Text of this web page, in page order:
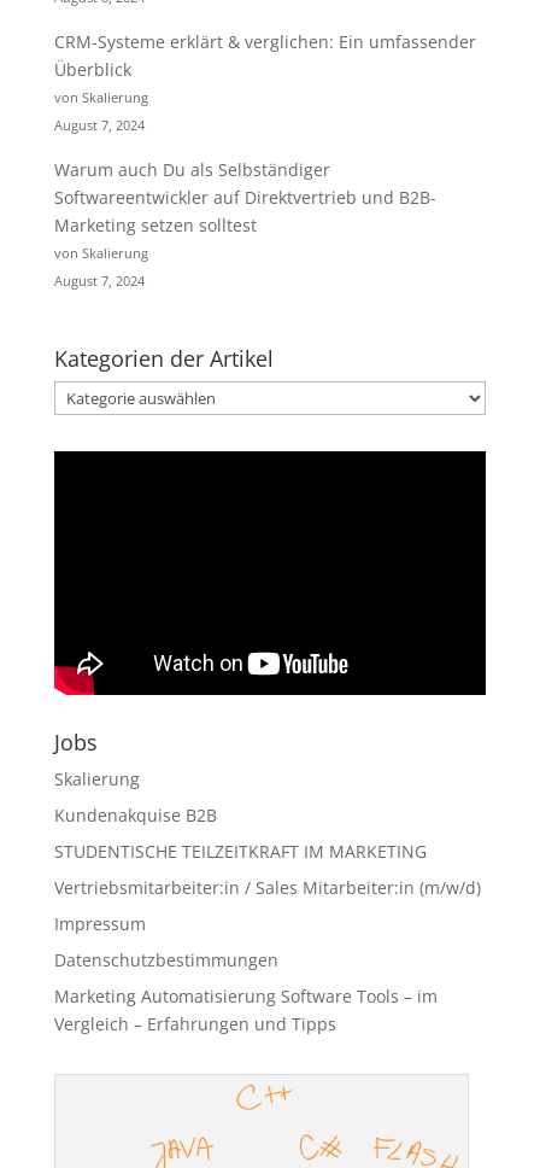
CRM-Systeme erklärt & verglichen: Ein umfassender
Überblick
von Skalierung
August 7, 2024
Warum auch Du als Selbständiger
Softwareentwickler auf Direktvertrieb und B2B-
Marketing setzen solltest
von Skalierung
August 7, 2024
Kategorien der Artikel
Kategorien
der
Artikel
Jobs
Skalierung
Kundenakquise B2B
STUDENTISCHE TEILZEITKRAFT IM MARKETING
Vertriebsmitarbeiter:in / Sales Mitarbeiter:in (m/w/d)
Impressum
Datenschutzbestimmungen
Marketing Automatisierung Software Tools – im
Vergleich – Erfahrungen und Tipps